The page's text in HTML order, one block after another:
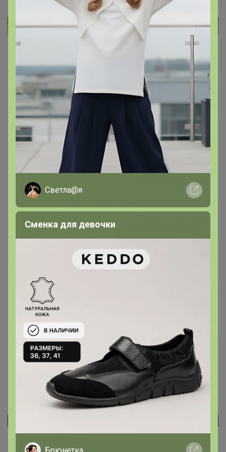
003877513
Кандидат в магистры
6 октября, 2021 08:31
, добрый день, какао весом 1 кг нет в
наличии?
Бонифаций
Серебряный организатор
6 октября, 2021 13:40
Бонифаций, добрый день, какао весом 1 кг нет в
наличии?
— 003877513
Здравствуйте, его и не было никогда. Были по 500гр,
но выгода с 200гр совсем незначительная (разница в
стоимости пакета), я оставил только 200гр в заказы.
Светла@я
Сменка для девочки
Брюнетка